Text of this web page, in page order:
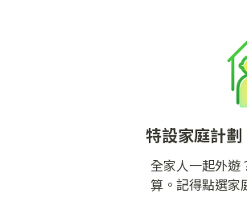
特設家庭計
全家人一起外遊
算。記得點選家